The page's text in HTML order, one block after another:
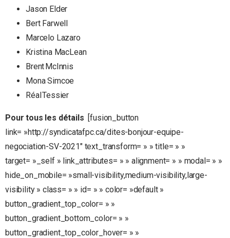
Jason Elder
Bert Farwell
Marcelo Lazaro
Kristina MacLean
Brent McInnis
Mona Simcoe
Réal Tessier
Pour tous les détails [fusion_button
link= »http://syndicatafpc.ca/dites-bonjour-equipe-
negociation-SV-2021″ text_transform= » » title= » »
target= »_self » link_attributes= » » alignment= » » modal= » »
hide_on_mobile= »small-visibility,medium-visibility,large-
visibility » class= » » id= » » color= »default »
button_gradient_top_color= » »
button_gradient_bottom_color= » »
button_gradient_top_color_hover= » »